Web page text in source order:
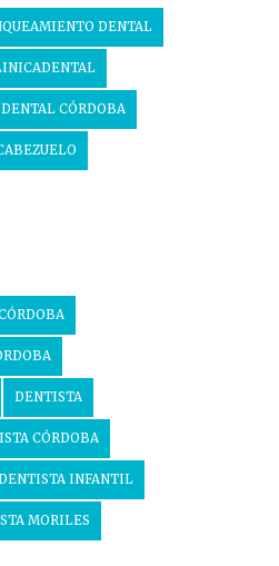
DENTAL
CÓRDOBA
DENTISTA
CÓRDOBA
INFANTIL
MORILES